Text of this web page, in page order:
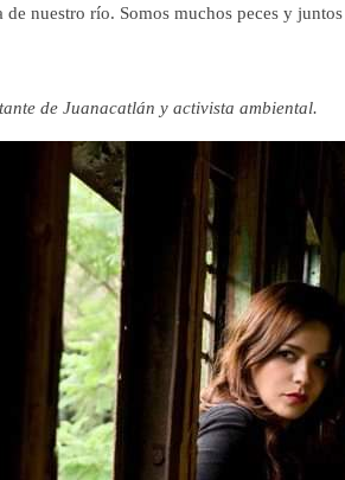
de nuestro río. Somos muchos peces y
de Juanacatlán y activista ambiental.